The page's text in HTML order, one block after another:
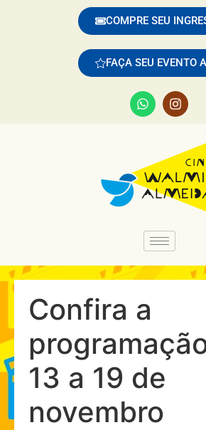
COMPRE SEU
FAÇA SEU EVENTO
Confira a
13 a 19 de
novembro